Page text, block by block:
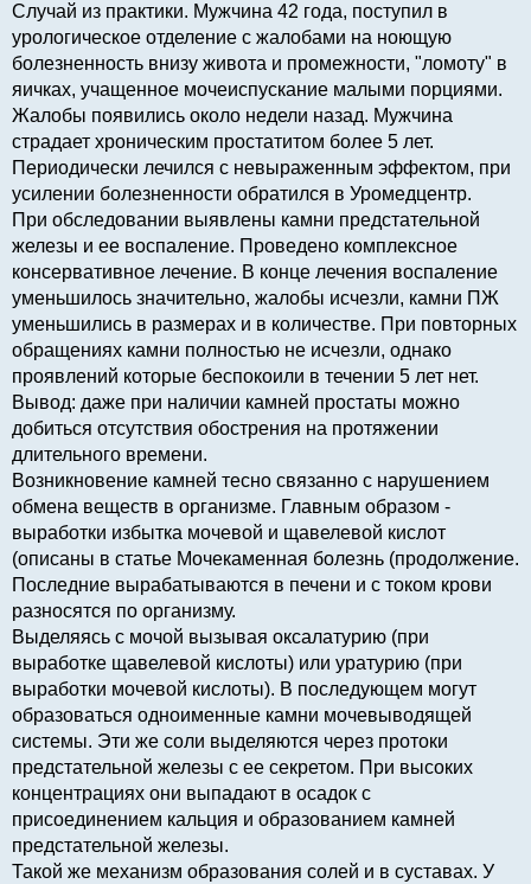
Случай из практики. Мужчина 42 года, поступил в
урологическое отделение с жалобами на ноющую
болезненность внизу живота и промежности, "ломоту" в
яичках, учащенное мочеиспускание малыми порциями.
Жалобы появились около недели назад. Мужчина
страдает хроническим простатитом более 5 лет.
Периодически лечился с невыраженным эффектом, при
усилении болезненности обратился в Уромедцентр.
При обследовании выявлены камни предстательной
железы и ее воспаление. Проведено комплексное
консервативное лечение. В конце лечения воспаление
уменьшилось значительно, жалобы исчезли, камни ПЖ
уменьшились в размерах и в количестве. При повторных
обращениях камни полностью не исчезли, однако
проявлений которые беспокоили в течении 5 лет нет.
Вывод: даже при наличии камней простаты можно
добиться отсутствия обострения на протяжении
длительного времени.
Возникновение камней тесно связанно с нарушением
обмена веществ в организме. Главным образом -
выработки избытка мочевой и щавелевой кислот
(описаны в статье Мочекаменная болезнь (продолжение.
Последние вырабатываются в печени и с током крови
разносятся по организму.
Выделяясь с мочой вызывая оксалатурию (при
выработке щавелевой кислоты) или уратурию (при
выработки мочевой кислоты). В последующем могут
образоваться одноименные камни мочевыводящей
системы. Эти же соли выделяются через протоки
предстательной железы с ее секретом. При высоких
концентрациях они выпадают в осадок с
присоединением кальция и образованием камней
предстательной железы.
Такой же механизм образования солей и в суставах. У